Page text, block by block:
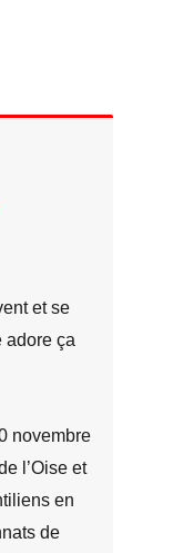
et se
adore ça
novembre
l’Oise et
en
de